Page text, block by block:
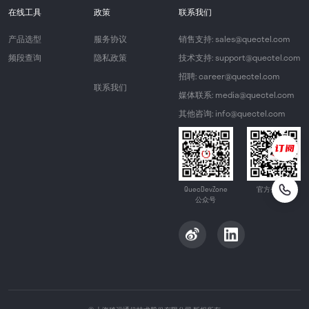
在线工具
产品选型
频段查询
政策
服务协议
隐私政策
联系我们
联系我们
销售支持: sales@quectel.com
技术支持: support@quectel.com
招聘: career@quectel.com
媒体联系: media@quectel.com
其他咨询: info@quectel.com
QuecDevZone
公众号
官方公众号